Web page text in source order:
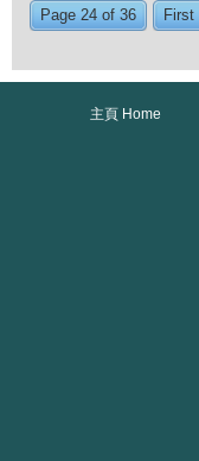
Page 24 of 36 First
主頁 Home